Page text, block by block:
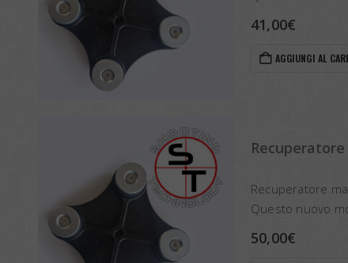
41,00€
AGGIUNGI AL
Recuperatore
Recuperatore
Questo nuovo
50,00€